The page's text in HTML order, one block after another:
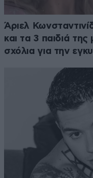
Άριελ
και τα 3 παιδιά
σχόλια για την